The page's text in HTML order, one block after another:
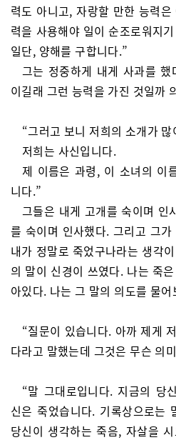
력도 아니고, 자랑할 만한 능력
력을 사용해야 일이 순조로워지
일단, 양해를 구합니다.”
그는 정중하게 내게 사과를
이길래 그런 능력을 가진 것일까
“그러고 보니 저희의 소개가
저희는 사신입니다.
제 이름은 과령, 이 소녀의 이
니다.”
그들은 내게 고개를 숙이며 인
를 숙이며 인사했다. 그리고 그
내가 정말로 죽었구나라는 생각
의 말이 신경이 쓰였다. 나는 죽
아있다. 나는 그 말의 의도를 물어
“질문이 있습니다. 아까 제게
다라고 말했는데 그것은 무슨 의
“말 그대로입니다. 지금의 당
신은 죽었습니다. 기록상으로는
당신이 생각하는 죽음, 자살을